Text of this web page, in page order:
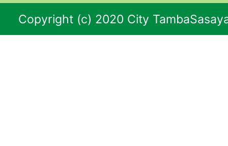
Copyright (c) 2020 City